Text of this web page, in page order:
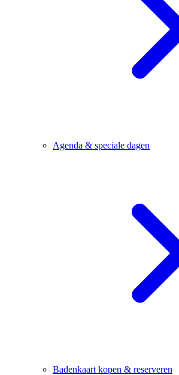
Agenda & speciale dagen
Badenkaart kopen & reserveren